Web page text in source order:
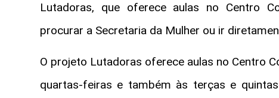
Lutadoras, que oferece aulas no Centro
procurar a Secretaria da Mulher ou ir
O projeto Lutadoras oferece aulas no Centro
quartas-feiras e também às terças e